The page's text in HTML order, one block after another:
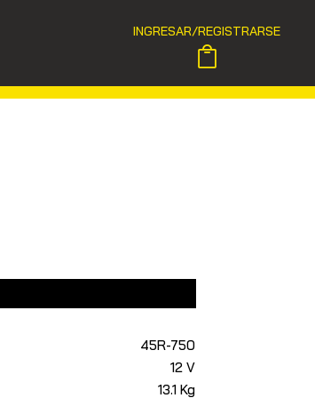
INGRESAR/REGISTRARSE
45R-750
12 V
13.1 Kg